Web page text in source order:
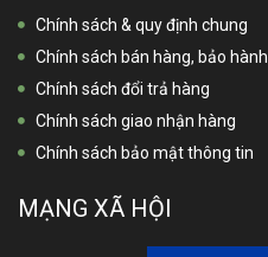
Chính sách & quy định chung
Chính sách bán hàng, bảo hành
Chính sách đổi trả hàng
Chính sách giao nhận hàng
Chính sách bảo mật thông tin
MẠNG XÃ HỘI